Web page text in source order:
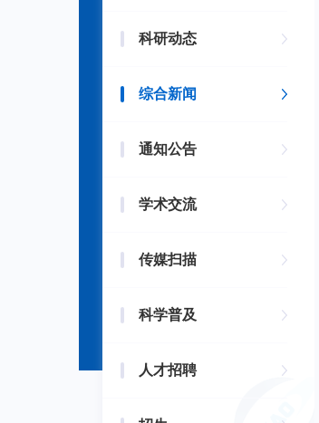
科研动态
综合新闻
通知公告
学术交流
传媒扫描
科学普及
人才招聘